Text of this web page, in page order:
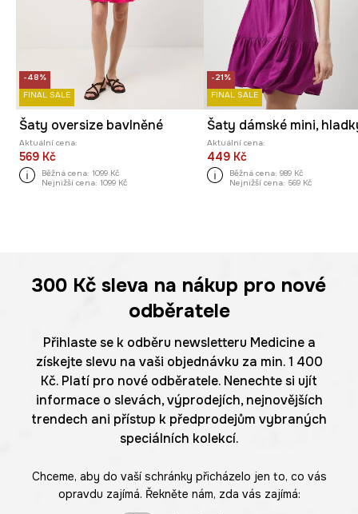
-48%
FINAL SALE
Šaty oversize bavlněné
Aktuální cena:
569 Kč
Běžná cena: 1099 Kč
Nejnižší cena: 1099 Kč
-21%
FINAL SALE
Aktuální cena:
449 Kč
Běžná cena: 989 Kč
Nejnižší cena: 569 Kč
300 Kč sleva na nákup pro nové
odběratele
Přihlaste se k odběru newsletteru Medicine a
získejte slevu na vaši objednávku za min. 1 400
Kč. Platí pro nové odběratele. Nenechte si ujít
informace o slevách, výprodejích, nejnovějších
trendech ani přístup k předprodejům vybraných
speciálních kolekcí.
Chceme, aby do vaší schránky přicházelo jen to, co vás
opravdu zajímá. Řekněte nám, zda vás zajímá: